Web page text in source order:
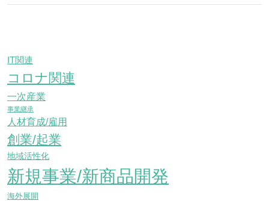
IT関連
コロナ関連
一次産業
事業継承
人材育成/雇用
創業/起業
地域活性化
新規事業/新商品開発
海外展開